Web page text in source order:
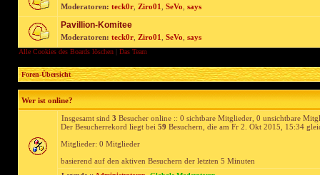
Moderatoren: teck0r Ziro01 SeVo says
Pavillion-Komitee
Moderatoren: teck0r Ziro01 SeVo says
Alle Cookies des Boards löschen | Das Team
Foren-Übersicht
Wer ist online?
Insgesamt sind 3 Besucher online :: 0 sichtbare Mitglieder, 0 unsichtbare
Der Besucherrekord liegt bei 59 Besuchern, die am Fr 2. Okt 2015, 15:34
Mitglieder: 0 Mitglieder
basierend auf den aktiven Besuchern der letzten 5 Minuten